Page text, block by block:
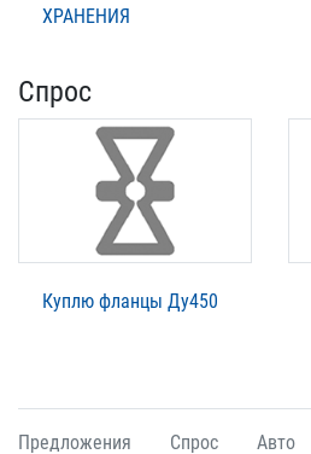
ХРАНЕНИЯ
Спрос
Куплю фланцы Ду450
Предложения Спрос Авто